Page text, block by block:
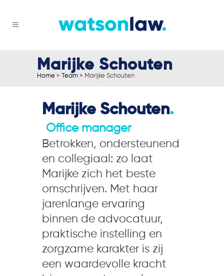
Marijke Schouten
Home > Team > Marijke Schouten
Marijke Schouten.
Office manager
Betrokken, ondersteunend
en collegiaal: zo laat
Marijke zich het beste
omschrijven. Met haar
jarenlange ervaring
binnen de advocatuur,
praktische instelling en
zorgzame karakter is zij
een waardevolle kracht